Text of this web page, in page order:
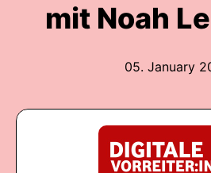
mit Noah
05. January